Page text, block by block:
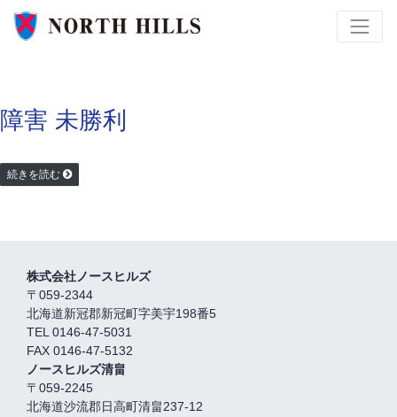
障害 未勝利
続きを読む
株式会社ノースヒルズ
〒059-2344
北海道新冠郡新冠町字美宇198番5
TEL 0146-47-5031
FAX 0146-47-5132
ノースヒルズ清畠
〒059-2245
北海道沙流郡日高町清畠237-12